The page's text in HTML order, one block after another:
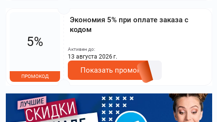
Экономия 5% при оплате заказа с
кодом
5%
ПРОМОКОД
Активен до:
13 августа 2026 г.
Показать промокод